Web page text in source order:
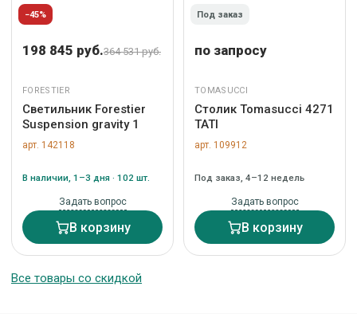
−45%
198 845 руб.364 531 руб.
FORESTIER
Светильник Forestier
Suspension gravity 1
арт. 142118
В наличии, 1–3 дня · 102 шт.
Задать вопрос
В корзину
Под заказ
по запросу
TOMASUCCI
Столик Tomasucci 4271
TATI
арт. 109912
Под заказ, 4–12 недель
Задать вопрос
В корзину
Все товары со скидкой